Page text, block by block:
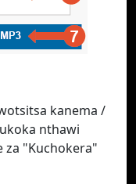
kanema /
nthawi
za "Kuchokera"